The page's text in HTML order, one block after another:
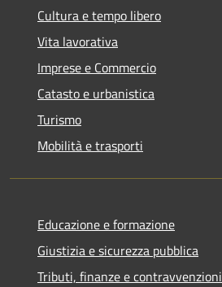
Cultura e tempo libero
Vita lavorativa
Imprese e Commercio
Catasto e urbanistica
Turismo
Mobilità e trasporti
Educazione e formazione
Giustizia e sicurezza pubblica
Tributi, finanze e contravvenzioni